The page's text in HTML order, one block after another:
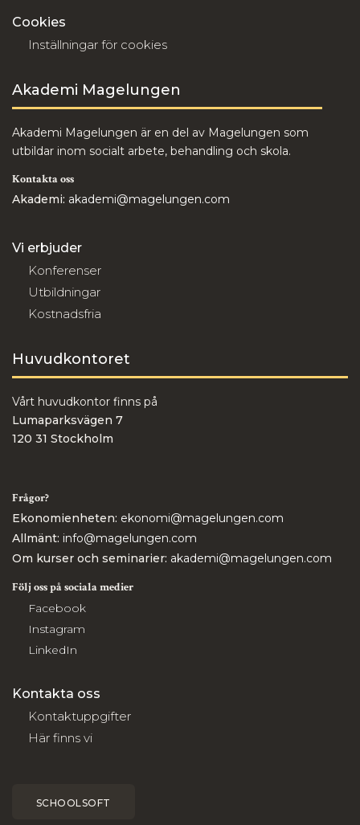
Cookies
Inställningar för cookies
Akademi Magelungen
Akademi Magelungen är en del av Magelungen som
utbildar inom socialt arbete, behandling och skola.
Kontakta oss
Akademi: akademi@magelungen.com
Vi erbjuder
Konferenser
Utbildningar
Kostnadsfria
Huvudkontoret
Vårt huvudkontor finns på
Lumaparksvägen 7
120 31 Stockholm
Frågor?
Ekonomienheten: ekonomi@magelungen.com
Allmänt: info@magelungen.com
Om kurser och seminarier: akademi@magelungen.com
Följ oss på sociala medier
Facebook
Instagram
LinkedIn
Kontakta oss
Kontaktuppgifter
Här finns vi
SCHOOLSOFT